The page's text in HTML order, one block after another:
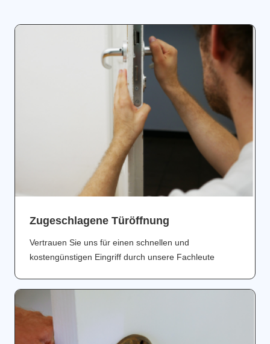
Zugeschlagene Türöffnung
Vertrauen Sie uns für einen schnellen und
kostengünstigen Eingriff durch unsere Fachleute